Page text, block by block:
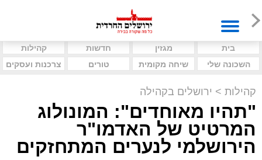
בית מגזין חדשות
קהילות
השכונה שלי
שיחה מקומית טורים צרכנות ועסקים
קהילות > ירושלים בקהילה
"תהיו מאוחדים": המונולוג
המרטיט של האדמו"ר
הירושלמי לנערים המתחזקים